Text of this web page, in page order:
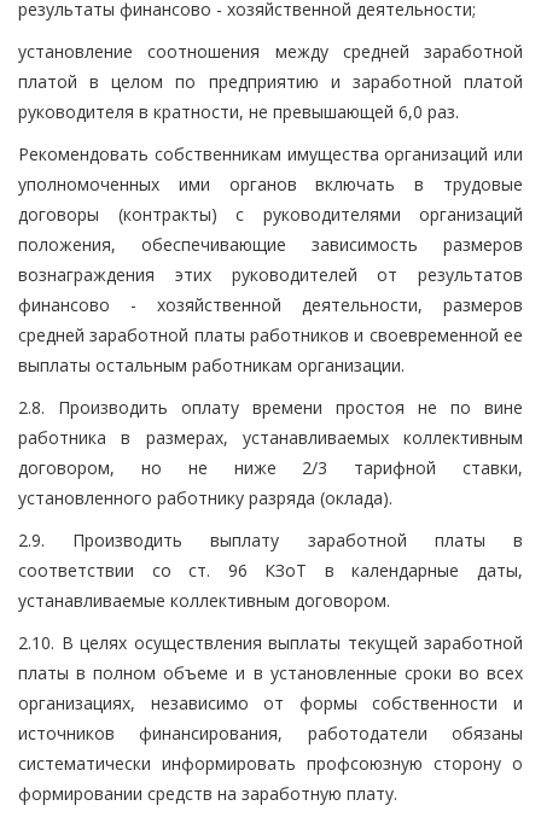
результаты финансово - хозяйственной деятельности;
установление соотношения между средней заработной
платой в целом по предприятию и заработной платой
руководителя в кратности, не превышающей 6,0 раз.
Рекомендовать собственникам имущества организаций или
уполномоченных ими органов включать в трудовые
договоры (контракты) с руководителями организаций
положения, обеспечивающие зависимость размеров
вознаграждения этих руководителей от результатов
финансово - хозяйственной деятельности, размеров
средней заработной платы работников и своевременной ее
выплаты остальным работникам организации.
2.8. Производить оплату времени простоя не по вине
работника в размерах, устанавливаемых коллективным
договором, но не ниже 2/3 тарифной ставки,
установленного работнику разряда (оклада).
2.9. Производить выплату заработной платы в
соответствии со ст. 96 КЗоТ в календарные даты,
устанавливаемые коллективным договором.
2.10. В целях осуществления выплаты текущей заработной
платы в полном объеме и в установленные сроки во всех
организациях, независимо от формы собственности и
источников финансирования, работодатели обязаны
систематически информировать профсоюзную сторону о
формировании средств на заработную плату.